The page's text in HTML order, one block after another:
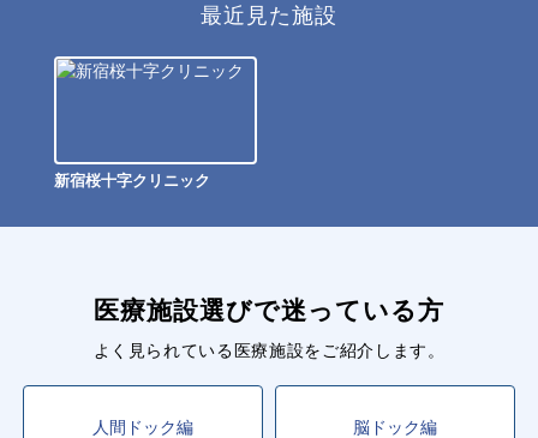
最近見た施設
新宿桜十字クリニック
医療施設選びで迷っている方
よく見られている医療施設をご紹介します。
人間ドック編 脳ドック編